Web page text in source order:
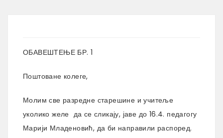
ОБАВЕШТЕЊЕ БР. 1
Поштоване колеге,
Молим све разредне старешине и учитеље
уколико желе да се сликају, јаве до 16.4. педагогу
Марији Младеновић, да би направили распоред.